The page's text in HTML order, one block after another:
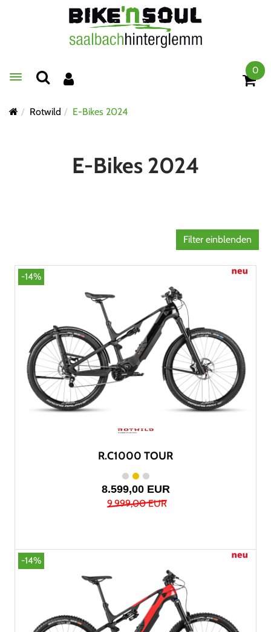
Toggle navigation
0
Rotwild E-Bikes 2024
E-Bikes 2024
Filter einblenden
-14%
R.C1000 TOUR
8.599,00 EUR
9.999,00 EUR
-14%